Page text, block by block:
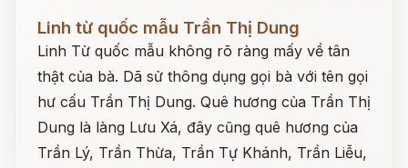
Linh từ quốc mẫu Trần Thị Dung
Linh Từ quốc mẫu không rõ ràng mấy về tân
thật của bà. Dã sử thông dụng gọi bà với tên gọi
hư cấu Trần Thị Dung. Quê hương của Trần Thị
Dung là làng Lưu Xá, đây cũng quê hương của
Trần Lý, Trần Thừa, Trần Tự Khánh, Trần Liễu,